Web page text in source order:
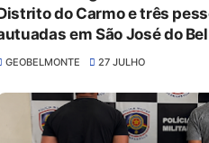
do Carmo e três
em São José do
GEOBELMONTE 27 JULHO